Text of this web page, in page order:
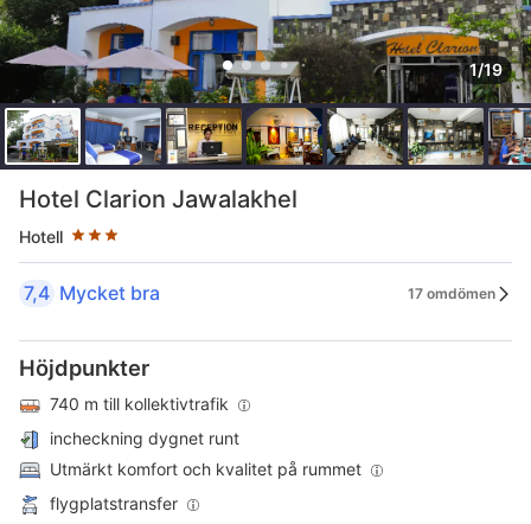
1/19
Hotel Clarion Jawalakhel
Hotell
Stjärnklassificering: 3 stjärnor
7,4 Mycket bra 17 omdömen
Höjdpunkter
740 m till kollektivtrafik
incheckning dygnet runt
Utmärkt komfort och kvalitet på rummet
flygplatstransfer